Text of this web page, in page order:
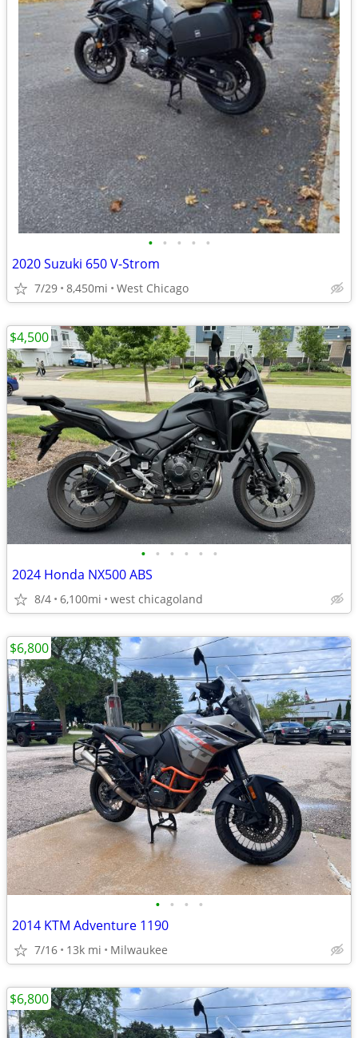
• • • • •
2020 Suzuki 650 V-Strom
7/29 8,450mi West Chicago
• • • • • •
2024 Honda NX500 ABS
8/4 6,100mi west chicagoland
$4,500
• • • •
2014 KTM Adventure 1190
7/16 13k mi Milwaukee
$6,800
$6,800